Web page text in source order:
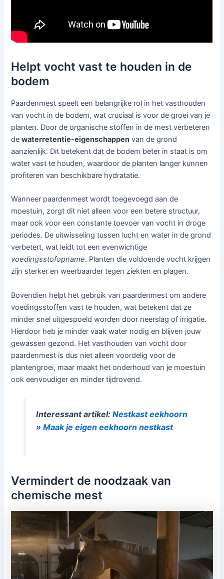
Helpt vocht vast te houden in de
bodem
Paardenmest speelt een belangrijke rol in het vasthouden
van vocht in de bodem, wat cruciaal is voor de groei van je
planten. Door de organische stoffen in de mest verbeteren
dewaterretentie-eigenschappen van de grond
aanzienlijk. Dit betekent dat de bodem beter in staat is om
water vast te houden, waardoor de planten langer kunnen
profiteren van beschikbare hydratatie.
Wanneer paardenmest wordt toegevoegd aan de
moestuin, zorgt dit niet alleen voor een betere structuur,
maar ook voor een constante toevoer van vocht in droge
periodes. De uitwisseling tussen lucht en water in de grond
verbetert, wat leidt tot een evenwichtige
voedingsstofopname. Planten die voldoende vocht krijgen
zijn sterker en weerbaarder tegen ziekten en plagen.
Bovendien helpt het gebruik van paardenmest om andere
voedingsstoffen vast te houden, wat betekent dat ze
minder snel uitgespoeld worden door neerslag of irrigatie.
Hierdoor heb je minder vaak water nodig en blijven jouw
gewassen gezond. Het vasthouden van vocht door
paardenmest is dus niet alleen voordelig voor de
plantengroei, maar maakt het onderhoud van je moestuin
ook eenvoudiger en minder tijdrovend.
Interessant artikel: Nestkast eekhoorn
» Maak je eigen eekhoorn nestkast
Vermindert de noodzaak van
chemische mest